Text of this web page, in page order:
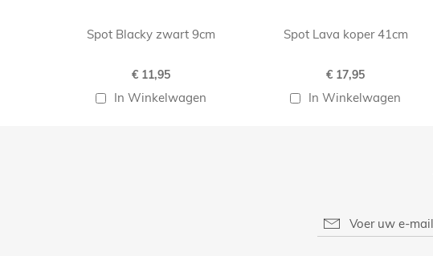
Spot Blacky zwart 9cm
€ 11,95
In Winkelwagen
Spot Lava koper 41cm
€ 17,95
In Winkelwagen